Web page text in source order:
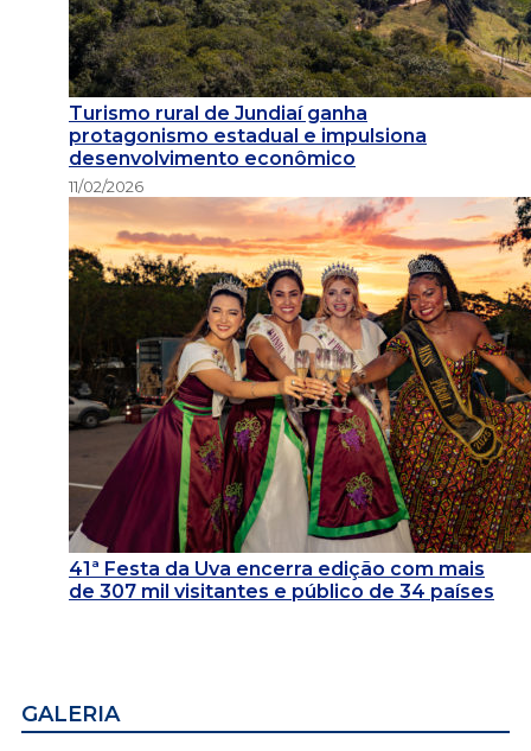
Turismo rural de Jundiaí ganha
protagonismo estadual e impulsiona
desenvolvimento econômico
11/02/2026
41ª Festa da Uva encerra edição com mais
de 307 mil visitantes e público de 34 países
GALERIA